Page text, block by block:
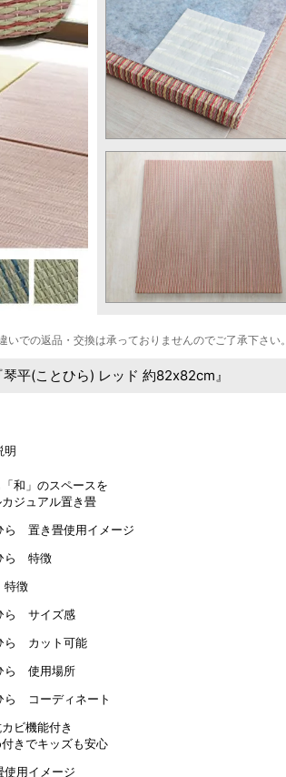
での返品・交換は承っておりませんのでご了承下さい。
平(ことひら) レッド 約82x82cm』
和」のスペースを
ジュアル置き畳
ビ機能付き
きでキッズも安心